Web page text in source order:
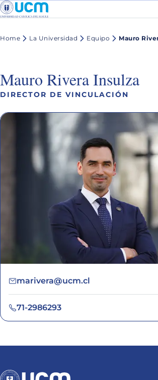
Home La Universidad Equipo Mauro
Mauro Rivera Insulza
DIRECTOR DE VINCULACIÓN
marivera@ucm.cl
71-2986293